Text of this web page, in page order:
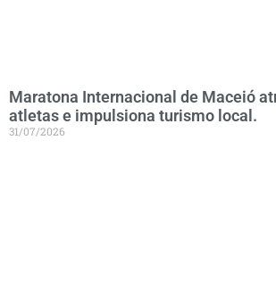
Maratona Internacional de Maceió
atletas e impulsiona turismo local.
31/07/2026